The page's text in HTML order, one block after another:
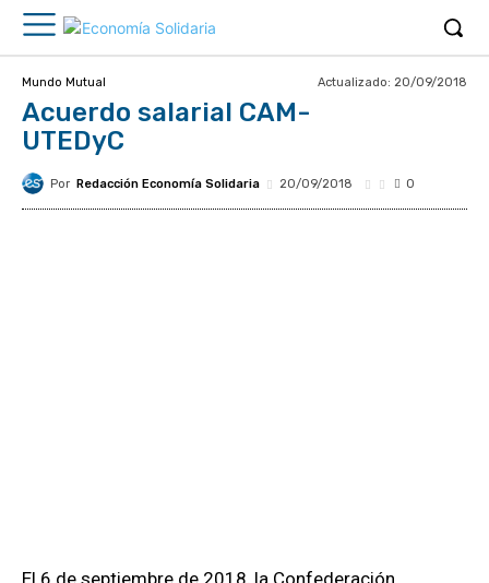
Mundo Mutual Actualizado: 20/09/2018
Acuerdo salarial CAM-
UTEDyC
Por Redacción Economía Solidaria 20/09/2018 0
El 6 de septiembre de 2018, la Confederación